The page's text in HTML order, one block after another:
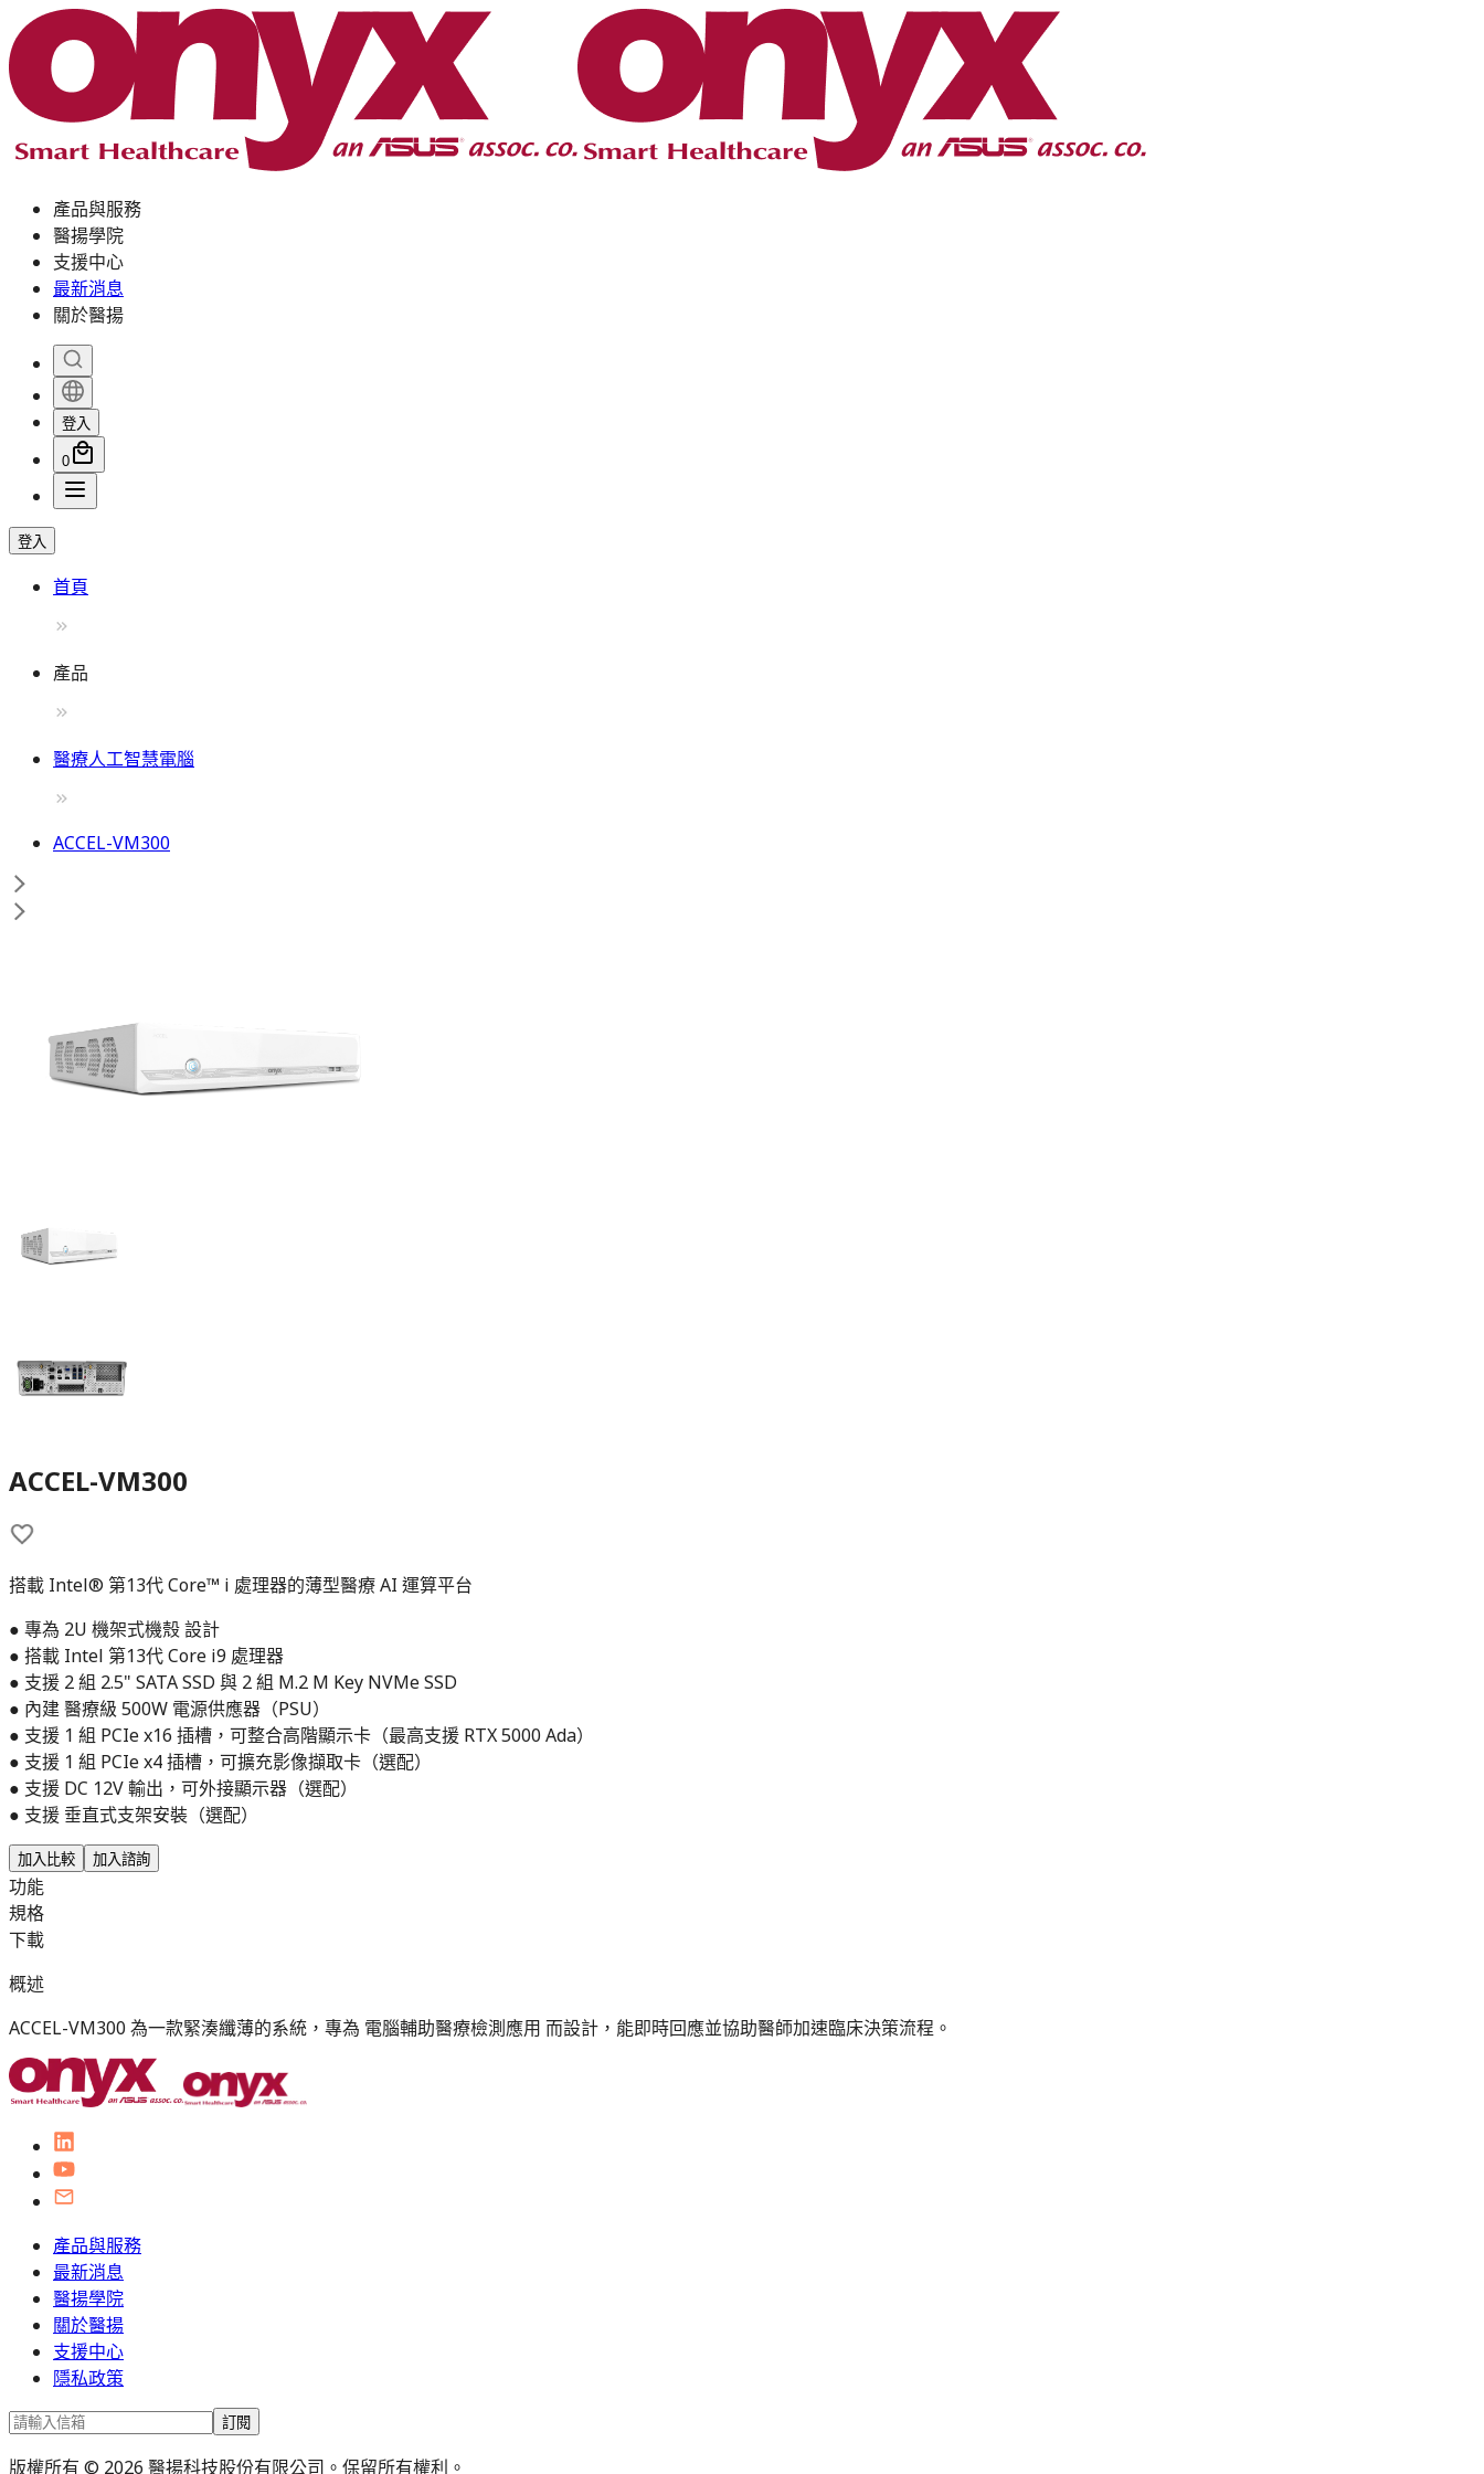
產品與服務
醫揚學院
支援中心
最新消息
關於醫揚
登入
0
登入
首頁
產品
醫療人工智慧電腦
ACCEL-VM300
ACCEL-VM300
搭載 Intel® 第13代 Core™ i 處理器的薄型醫療 AI 運算平台
● 專為 2U 機架式機殼 設計
● 搭載 Intel 第13代 Core i9 處理器
● 支援 2 組 2.5" SATA SSD 與 2 組 M.2 M Key NVMe SSD
● 內建 醫療級 500W 電源供應器（PSU）
● 支援 1 組 PCIe x16 插槽，可整合高階顯示卡（最高支援 RTX 5000 Ada）
● 支援 1 組 PCIe x4 插槽，可擴充影像擷取卡（選配）
● 支援 DC 12V 輸出，可外接顯示器（選配）
● 支援 垂直式支架安裝（選配）
加入比較 加入諮詢
功能
規格
下載
概述
ACCEL-VM300 為一款緊湊纖薄的系統，專為 電腦輔助醫療檢測應用 而設計，能即時回應並協助醫師加速臨床決策流程。
產品與服務
最新消息
醫揚學院
關於醫揚
支援中心
隱私政策
訂閱
版權所有 © 2026 醫揚科技股份有限公司。保留所有權利。